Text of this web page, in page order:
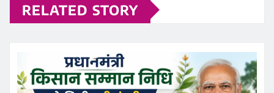
RELATED STORY